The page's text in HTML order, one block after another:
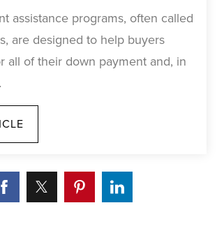
assistance programs, often called
are designed to help buyers
all of their down payment and, in